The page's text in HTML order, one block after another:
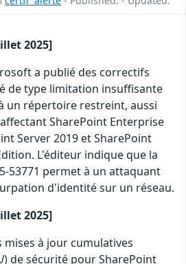
2025]
a publié des correctifs
de type limitation insuffisante
un répertoire restreint, aussi
SharePoint Enterprise
Server 2019 et SharePoint
L'éditeur indique que la
53771 permet à un attaquant
d'identité sur un réseau.
2025]
à jour cumulatives
) de sécurité pour SharePoint